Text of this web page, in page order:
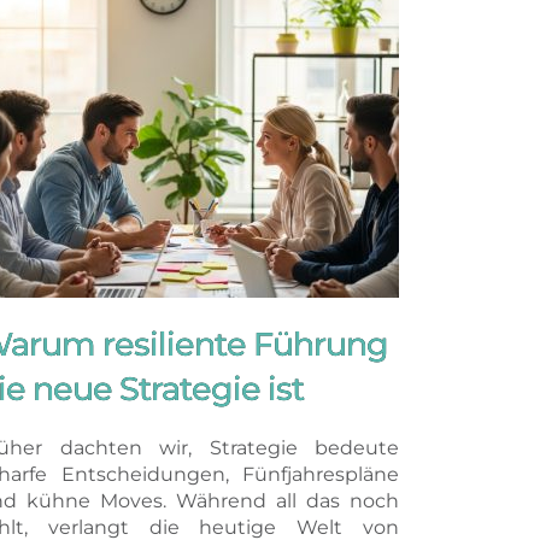
resiliente Führung
neue Strategie ist
dachten wir, Strategie bedeute
Entscheidungen, Fünfjahrespläne
kühne Moves. Während all das noch
verlangt die heutige Welt von